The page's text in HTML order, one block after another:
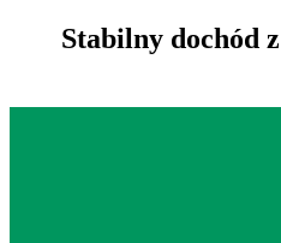
Stabilny dochód